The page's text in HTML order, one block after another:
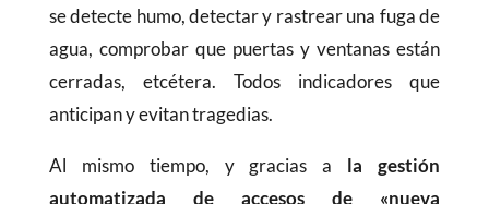
se detecte humo, detectar y rastrear una fuga de
agua, comprobar que puertas y ventanas están
cerradas, etcétera. Todos indicadores que
anticipan y evitan tragedias.
Al mismo tiempo, y gracias a la
gestión
automatizada de accesos de «nueva